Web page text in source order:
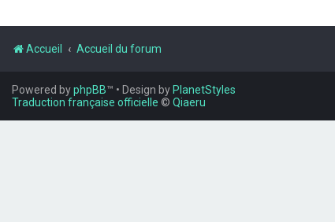
Accueil Accueil du forum
Powered byphpBB™ • Design by PlanetStyles
Traduction française officielle © Qiaeru